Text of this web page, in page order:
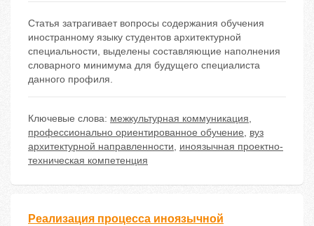
Статья затрагивает вопросы содержания обучения
иностранному языку студентов архитектурной
специальности, выделены составляющие наполнения
словарного минимума для будущего специалиста
данного профиля.
Ключевые слова: межкультурная коммуникация,
профессионально ориентированное обучение, вуз
архитектурной направленности, иноязычная проектно-
техническая компетенция
Реализация процесса иноязычной